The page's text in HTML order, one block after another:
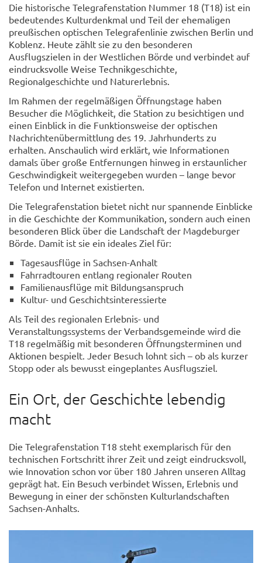
Die historische Telegrafenstation Nummer 18 (T18) ist ein
bedeutendes Kulturdenkmal und Teil der ehemaligen
preußischen optischen Telegrafenlinie zwischen Berlin und
Koblenz. Heute zählt sie zu den besonderen
Ausflugszielen in der Westlichen Börde und verbindet auf
eindrucksvolle Weise Technikgeschichte,
Regionalgeschichte und Naturerlebnis.
Im Rahmen der regelmäßigen Öffnungstage haben
Besucher die Möglichkeit, die Station zu besichtigen und
einen Einblick in die Funktionsweise der optischen
Nachrichtenübermittlung des 19. Jahrhunderts zu
erhalten. Anschaulich wird erklärt, wie Informationen
damals über große Entfernungen hinweg in erstaunlicher
Geschwindigkeit weitergegeben wurden – lange bevor
Telefon und Internet existierten.
Die Telegrafenstation bietet nicht nur spannende Einblicke
in die Geschichte der Kommunikation, sondern auch einen
besonderen Blick über die Landschaft der Magdeburger
Börde. Damit ist sie ein ideales Ziel für:
Tagesausflüge in Sachsen-Anhalt
Fahrradtouren entlang regionaler Routen
Familienausflüge mit Bildungsanspruch
Kultur- und Geschichtsinteressierte
Als Teil des regionalen Erlebnis- und
Veranstaltungssystems der Verbandsgemeinde wird die
T18 regelmäßig mit besonderen Öffnungsterminen und
Aktionen bespielt. Jeder Besuch lohnt sich – ob als kurzer
Stopp oder als bewusst eingeplantes Ausflugsziel.
Ein Ort, der Geschichte lebendig
macht
Die Telegrafenstation T18 steht exemplarisch für den
technischen Fortschritt ihrer Zeit und zeigt eindrucksvoll,
wie Innovation schon vor über 180 Jahren unseren Alltag
geprägt hat. Ein Besuch verbindet Wissen, Erlebnis und
Bewegung in einer der schönsten Kulturlandschaften
Sachsen-Anhalts.